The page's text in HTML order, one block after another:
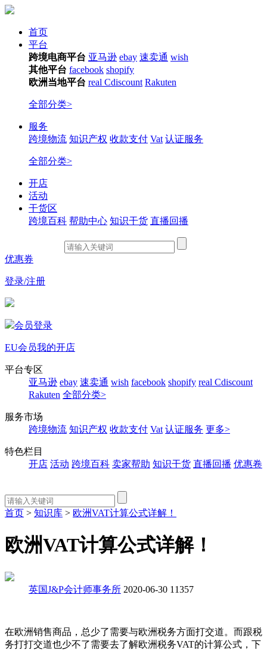
首页
平台
跨境电商平台 亚马逊 ebay 速卖通 wish
其他平台 facebook shopify
欧洲当地平台 real Cdiscount Rakuten
全部分类>
服务
跨境物流 知识产权 收款支付 Vat 认证服务
全部分类>
开店
活动
干货区
跨境百科 帮助中心 知识干货 直播回播
优惠券
登录/注册
会员登录
EU会员我的开店
平台专区
亚马逊 ebay 速卖通 wish facebook shopify real Cdiscount
Rakuten 全部分类>
服务市场
跨境物流 知识产权 收款支付 Vat 认证服务 更多>
特色栏目
开店 活动 跨境百科 卖家帮助 知识干货 直播回播 优惠卷
首页 > 知识库 > 欧洲VAT计算公式详解！
欧洲VAT计算公式详解！
英国J&P会计师事务所 2020-06-30 11357
在欧洲销售商品，总少了需要与欧洲税务方面打交道。而跟税
务打打交道也少不了需要去了解欧洲税务VAT的计算公式，下